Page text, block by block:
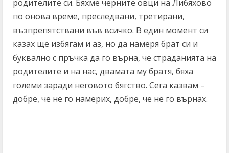
родителите си. Бяхме черните овци на Либяхово
по онова време, преследвани, третирани,
възпрепятствани във всичко. В един момент си
казах ще избягам и аз, но да намеря брат си и
буквално с пръчка да го върна, че страданията на
родителите и на нас, двамата му братя, бяха
големи заради неговото бягство. Сега казвам –
добре, че не го намерих, добре, че не го върнах.